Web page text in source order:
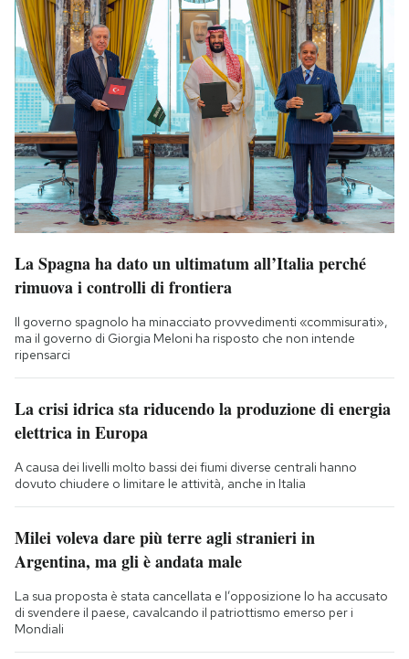
La Spagna ha dato un ultimatum all’Italia perché
rimuova i controlli di frontiera
Il governo spagnolo ha minacciato provvedimenti «commisurati»,
ma il governo di Giorgia Meloni ha risposto che non intende
ripensarci
La crisi idrica sta riducendo la produzione di energia
elettrica in Europa
A causa dei livelli molto bassi dei fiumi diverse centrali hanno
dovuto chiudere o limitare le attività, anche in Italia
Milei voleva dare più terre agli stranieri in
Argentina, ma gli è andata male
La sua proposta è stata cancellata e l’opposizione lo ha accusato
di svendere il paese, cavalcando il patriottismo emerso per i
Mondiali